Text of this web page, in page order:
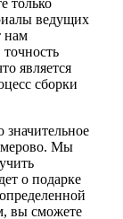
только
ведущих
нам
является
сборки
Мы
о подарке
вы сможете